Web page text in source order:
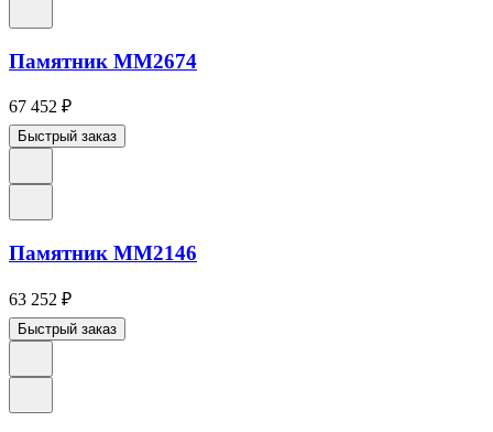
Памятник ММ2674
67 452 ₽
Быстрый заказ
Памятник ММ2146
63 252 ₽
Быстрый заказ